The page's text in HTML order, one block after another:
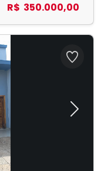
R$ 350.000,00
Next